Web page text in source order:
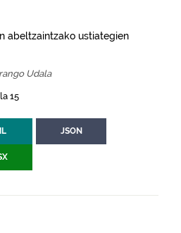
abeltzaintzako ustiategien
Udala
15
JSON